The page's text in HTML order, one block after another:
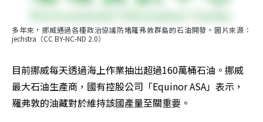
多年來，挪威通過各種政治協議防堵羅弗敦群島的石油開發。圖片來源：
jechstra（CC BY-NC-ND 2.0）
目前挪威每天透過海上作業抽出超過160萬桶石油。挪威
最大石油生產商，國有控股公司「Equinor ASA」表示，
羅弗敦的油藏對於維持該國產量至關重要。